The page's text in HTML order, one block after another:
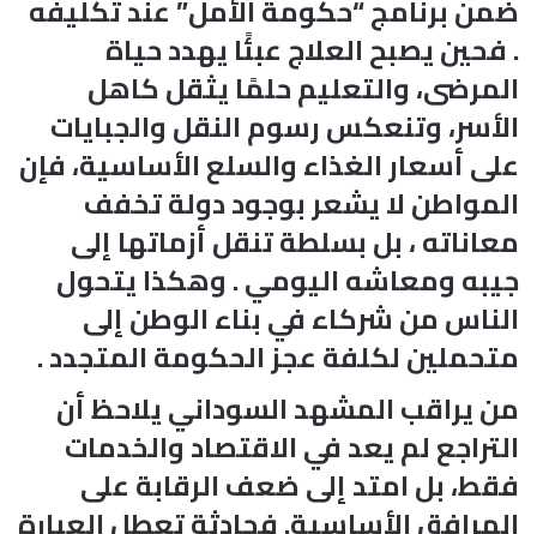
ضمن برنامج “حكومة الأمل” عند تكليفه
. فحين يصبح العلاج عبئًا يهدد حياة
المرضى، والتعليم حلمًا يثقل كاهل
الأسر، وتنعكس رسوم النقل والجبايات
على أسعار الغذاء والسلع الأساسية، فإن
المواطن لا يشعر بوجود دولة تخفف
معاناته ، بل بسلطة تنقل أزماتها إلى
جيبه ومعاشه اليومي . وهكذا يتحول
الناس من شركاء في بناء الوطن إلى
متحملين لكلفة عجز الحكومة المتجدد .
من يراقب المشهد السوداني يلاحظ أن
التراجع لم يعد في الاقتصاد والخدمات
فقط، بل امتد إلى ضعف الرقابة على